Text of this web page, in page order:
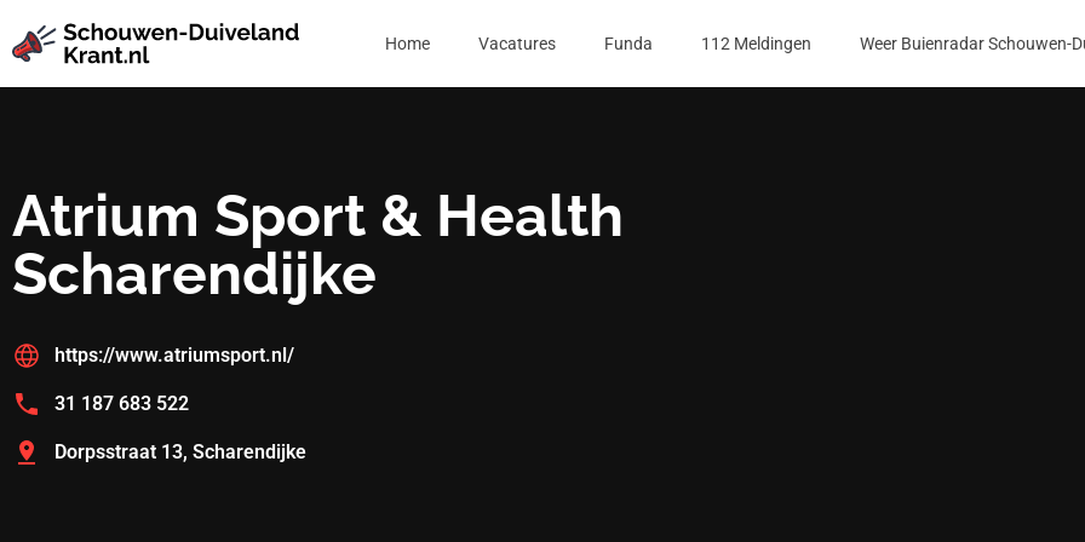
Home Vacatures Funda 112 Meldingen Weer Buienradar Schouwen-
Atrium Sport & Health
Scharendijke
https://www.atriumsport.nl/
31 187 683 522
Dorpsstraat 13, Scharendijke